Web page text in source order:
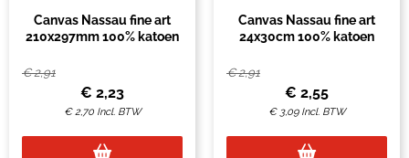
Canvas Nassau fine art
210x297mm 100% katoen
€2,91
€ 2,23
€2,70 Incl. BTW
Canvas Nassau fine art
24x30cm 100% katoen
€2,91
€ 2,55
€ 3,09 Incl. BTW